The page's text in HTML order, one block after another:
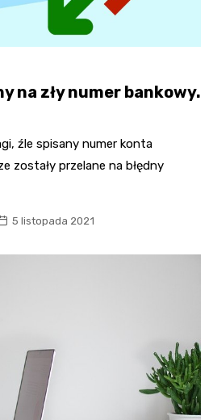
na zły numer bankowy.
źle spisany numer konta
zostały przelane na błędny
5 listopada 2021